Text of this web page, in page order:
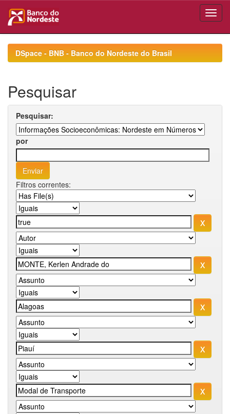
navigationDSpace - BNB - Banco do Nordeste do Brasil
Pesquisar
Pesquisar:
por
Filtros correntes: